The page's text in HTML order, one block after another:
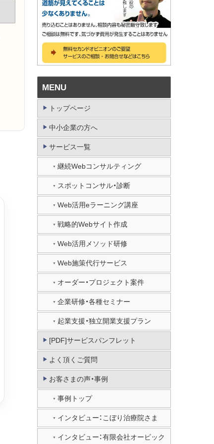
MENU
トップページ
中小企業の方へ
サービス一覧
継続Webコンサルティング
スポットコンサル・診断
Web活用eラーニング講座
戦略的Webサイト作成
Web活用メソッド研修
Web施策代行サービス
オーダー・プロジェクト案件
企業研修・各種セミナー
起業支援・独立開業支援プラン
[PDF]サービスパンフレット
よく頂くご質問
お客さまの声・事例
事例トップ
インタビュー：こぼり治療院さま
インタビュー：有限会社オービック